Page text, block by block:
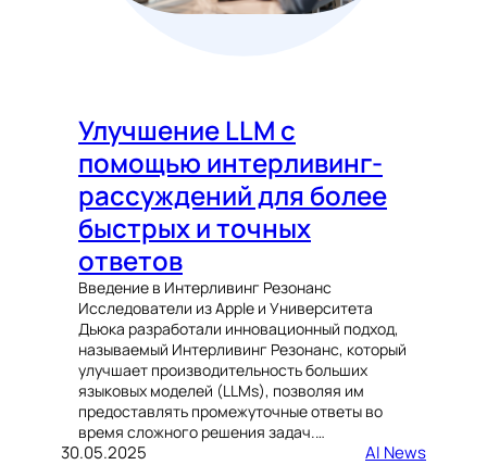
Улучшение LLM с
помощью интерливинг-
рассуждений для более
быстрых и точных
ответов
Введение в Интерливинг Резонанс
Исследователи из Apple и Университета
Дьюка разработали инновационный подход,
называемый Интерливинг Резонанс, который
улучшает производительность больших
языковых моделей (LLMs), позволяя им
предоставлять промежуточные ответы во
время сложного решения задач.…
30.05.2025 AI News